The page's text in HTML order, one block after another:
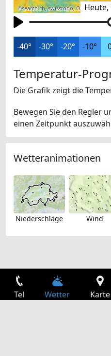
Heute,
©search.ch,swisstopo,
-40° -30° -20° -10°
Temperatur-
Die Grafik zeigt die
Bewegen Sie den Regler
einen Zeitpunkt
Wetteranimationen
Niederschläge Wind
Tel Wetter Karte